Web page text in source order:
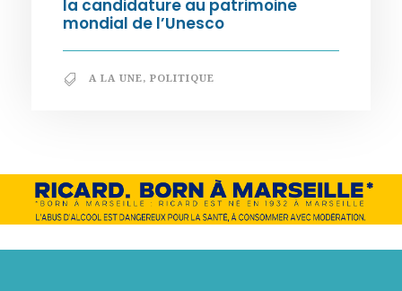
la candidature au patrimoine
mondial de l’Unesco
A LA UNE, POLITIQUE